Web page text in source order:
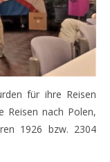
für ihre Reisen
Reisen nach Polen,
1926 bzw. 2304